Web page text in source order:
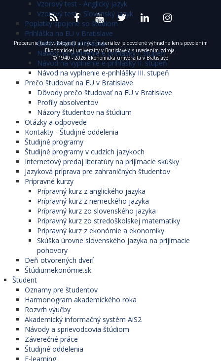
Vzorový test - Anglický jazyk
Vzorový test - Slovenský jazyk
Poplatky spojené so štúdiom
Prihláška na EU v Bratislave
Elektronická prihláška
Návod na vyplnenie e-prihlášky I. stupeň
Návod na vyplnenie e-prihlášky II. stupeň
Návod na vyplnenie e-prihlášky III. stupeň
Prečo študovať na EU v Bratislave
Dôvody prečo študovať na EU v Bratislave
Profily absolventov
Názory študentov na štúdium
Otázky a odpovede
Kontakty - Študijné oddelenia
Študijné programy
Študijné programy v cudzích jazykoch
Internetový predaj literatúry na prijímacie skúšky
Jazyková príprava pre zahraničných študentov
Prípravné kurzy
Prípravný kurz z anglického jazyka
Prípravný kurz z nemeckého jazyka
Prípravný kurz zo slovenského jazyka
Prípravný kurz zo stredoškolskej matematiky
Prípravný kurz z ekonómie a ekonomiky
Skúška úrovne slovenského jazyka na prijímacie
pohovory
Deň otvorených dverí
Štúdiumekonómie.sk
Študent
Oznamy pre študentov
Harmonogram akademického roka
Rozvrh výučby
Akademický informačný systém AiS2
Návody a sprievodcovia štúdiom
Záverečné práce
Študijné oddelenia
E-learning
Preberanie textov, fotografií a iných materiálov je dovolené výhradne len s povolením
Ekonomickej univerzity v Bratislave a s uvedením zdroja.
© 1940 - 2026 Ekonomická univerzita v Bratislave